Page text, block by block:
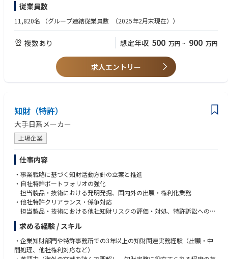
従業員数
11,820名 （グループ連結従業員数 （2025年2月末現在））
複数あり 想定年収 500 万円 ~ 900 万円
求人エントリー
知財（特許）
大手日系メーカー
上場企業
仕事内容
・事業戦略に基づく知財活動方針の立案と推進
・自社特許ポートフォリオの強化
担当製品・技術における発明発掘、国内外の出願・権利化業務
・他社特許クリアランス・係争対応
担当製品・技術における他社知財リスクの評価・対処、特許訴訟への対
応業務
求める経験 / スキル
・企業知財部門や特許事務所での3年以上の知財関連実務経験（出願・中
間処理、他社権利対応など）